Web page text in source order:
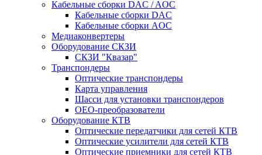
Кабельные сборки DAC / AOC
Кабельные сборки DAC
Кабельные сборки AOC
Медиаконвертеры
Оборудование СКЗИ
СКЗИ "Квазар"
Транспондеры
Оптические транспондеры
Карта управления
Шасси для установки транспондеров
OEO-преобразователи
Оборудование КТВ
Оптические передатчики для сетей КТВ
Оптические усилители для сетей КТВ
Оптические приемники для сетей КТВ